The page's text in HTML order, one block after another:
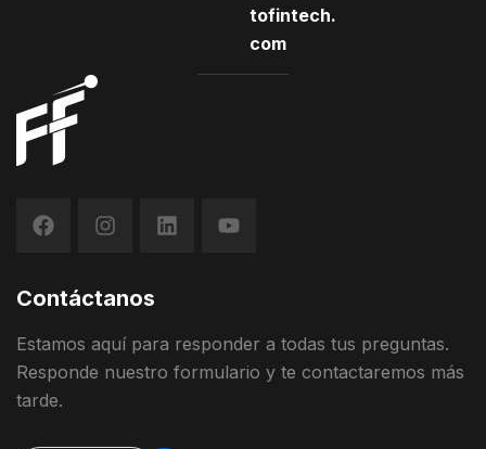
tofintech.
com
Contáctanos
Estamos aquí para responder a todas tus preguntas.
Responde nuestro formulario y te contactaremos más
tarde.